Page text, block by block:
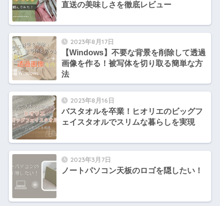
直送の美味しさを徹底レビュー
2023年8月17日
【Windows】不要な背景を削除して透過
画像を作る！被写体を切り取る簡単な方
法
2023年8月16日
バスタオルを卒業！ヒオリエのビッグフ
ェイスタオルでスリムな暮らしを実現
2023年3月7日
ノートパソコン天板のロゴを隠したい！